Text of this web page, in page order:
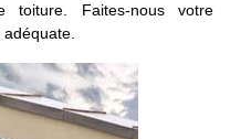
toiture. Faites-nous votre